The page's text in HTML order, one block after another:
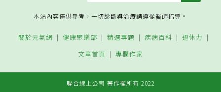
本站內容僅供參考，一切診斷與治療請遵從醫師指導。
關於元氣網 健康聚樂部 精選專題 疾病百科
退休力
文章首頁
專欄作家
聯合線上公司 著作權所有 2022